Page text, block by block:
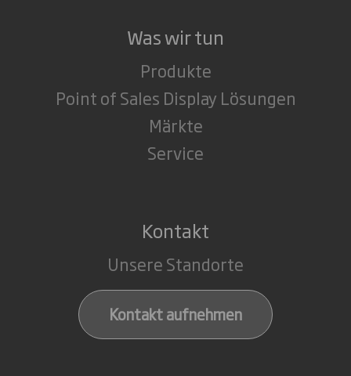
Was wir tun
Produkte
Point of Sales Display Lösungen
Märkte
Service
Kontakt
Unsere Standorte
Kontakt aufnehmen